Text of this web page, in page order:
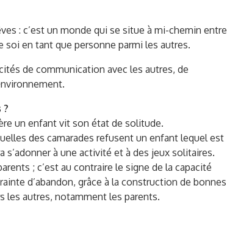
: c’est un monde qui se situe à mi-chemin entre
soi en tant que personne parmi les autres.
de communication avec les autres, de
un enfant vit son état de solitude.
des camarades refusent un enfant lequel est
à une activité et à des jeux solitaires.
; c’est au contraire le signe de la capacité
d’abandon, grâce à la construction de bonnes
les autres, notamment les parents.